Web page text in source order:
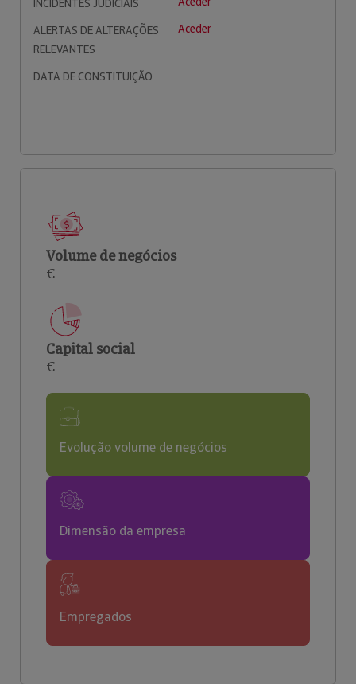
INCIDENTES JUDICIAIS
ALERTAS DE ALTERAÇÕES
RELEVANTES
Aceder
DATA DE CONSTITUIÇÃO
Volume de negócios
€
Capital social
€
Evolução volume de negócios
Dimensão da empresa
Empregados